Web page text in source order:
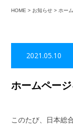
HOME > お知らせ > ホー
2021.05.10
ホームペー
このたび、日本総